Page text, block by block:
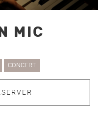
MIC
CONCERT